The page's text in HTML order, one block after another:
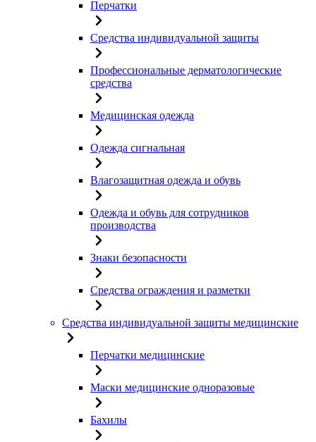
Перчатки
Средства индивидуальной защиты
Профессиональные дерматологические
средства
Медицинская одежда
Одежда сигнальная
Влагозащитная одежда и обувь
Одежда и обувь для сотрудников
производства
Знаки безопасности
Средства ограждения и разметки
Средства индивидуальной защиты медицинские
Перчатки медицинские
Маски медицинские одноразовые
Бахилы